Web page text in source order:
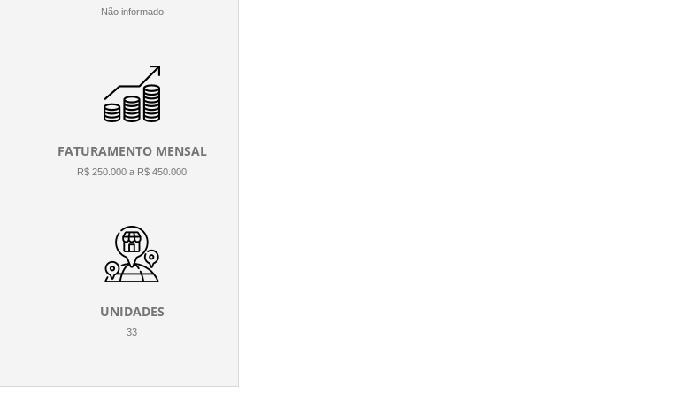
Não informado
FATURAMENTO MENSAL
R$ 250.000 a R$ 450.000
UNIDADES
33